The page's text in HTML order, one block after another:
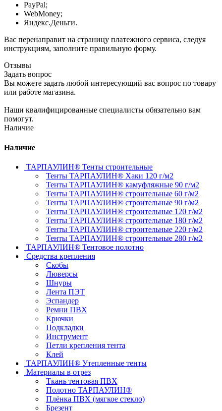
PayPal;
WebMoney;
Яндекс.Деньги.
Вас перенаправит на страницу платежного сервиса, следуя
инструкциям, заполните правильную форму.
Отзывы
Задать вопрос
Вы можете задать любой интересующий вас вопрос по товару
или работе магазина.
Наши квалифицированные специалисты обязательно вам
помогут.
Наличие
Наличие
ТАРПАУЛИН® Тенты строительные
Тенты ТАРПАУЛИН® Хаки 120 г/м2
Тенты ТАРПАУЛИН® камуфляжные 90 г/м2
Тенты ТАРПАУЛИН® строительные 60 г/м2
Тенты ТАРПАУЛИН® строительные 90 г/м2
Тенты ТАРПАУЛИН® строительные 120 г/м2
Тенты ТАРПАУЛИН® строительные 180 г/м2
Тенты ТАРПАУЛИН® строительные 220 г/м2
Тенты ТАРПАУЛИН® строительные 280 г/м2
ТАРПАУЛИН® Тентовое полотно
Средства крепления
Скобы
Люверсы
Шнуры
Лента ПЭТ
Эспандер
Ремни ПВХ
Крючки
Подкладки
Инструмент
Петли крепления тента
Клей
ТАРПАУЛИН® Утепленные тенты
Материалы в отрез
Ткань тентовая ПВХ
Полотно ТАРПАУЛИН®
Плёнка ПВХ (мягкое стекло)
Брезент